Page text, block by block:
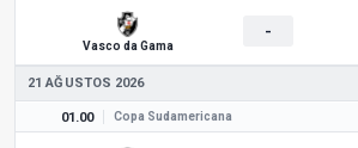
Vasco da Gama
-
21 AĞUSTOS 2026
01.00 Copa Sudamericana